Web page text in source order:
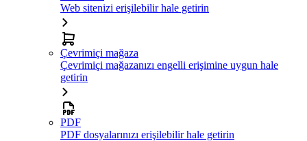
Web sitenizi erişilebilir hale getirin
Çevrimiçi mağaza
Çevrimiçi mağazanızı engelli erişimine uygun hale
getirin
PDF
PDF dosyalarınızı erişilebilir hale getirin